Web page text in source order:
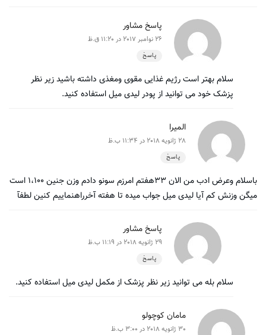
پاسخ مشاور
26 نوامبر 2017 در 11:20 ق.ظ
پاسخ
سلام بهتر است رژیم غذایی مقوی ومغذی داشته باشید زیر نظر
پزشک خود می توانید از پودر لیدی میل استفاده کنید.
المیرا
28 ژانویه 2018 در 11:34 ب.ظ
پاسخ
باسلام وعرض ادب من الان ۳۳هفتم امرزم سونو دادم وزن جنین ۱،۱۰۰ است
میگن وزنش کم آیا لیدی میل جواب میده تا هفته آخرراهنماییم کنین لطفآ
پاسخ مشاور
29 ژانویه 2018 در 11:19 ب.ظ
پاسخ
سلام بله می توانید زیر نظر پزشک از مکمل لیدی میل استفاده کنید.
مامان کوچولو
30 ژانویه 2018 در 3:00 ب.ظ